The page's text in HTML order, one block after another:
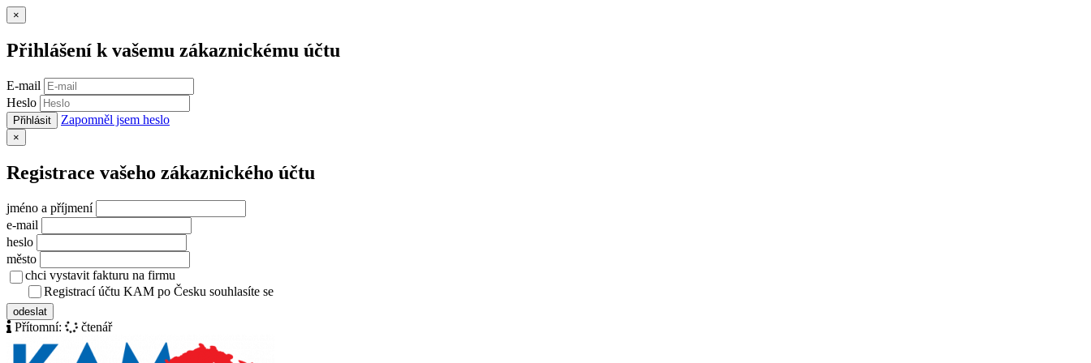
×
Přihlášení k vašemu zákaznickému účtu
E-mail
Heslo
Přihlásit Zapomněl jsem heslo
×
Registrace vašeho zákaznického účtu
jméno a příjmení
e-mail
heslo
město
chci vystavit fakturu na firmu
Registrací účtu KAM po Česku souhlasíte se
odeslat
Přítomní: čtenář